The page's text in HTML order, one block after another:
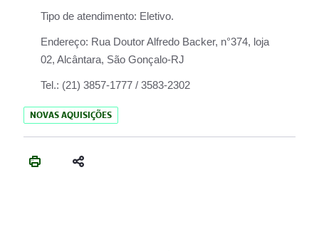
Tipo de atendimento: Eletivo.
Endereço: Rua Doutor Alfredo Backer, n°374, loja
02, Alcântara, São Gonçalo-RJ
Tel.: (21) 3857-1777 / 3583-2302
NOVAS AQUISIÇÕES